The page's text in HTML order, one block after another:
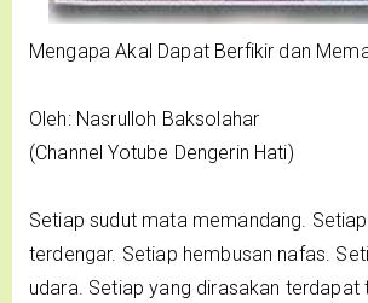
Mengapa Akal Dapat Berfikir dan
Oleh: Nasrulloh Baksolahar
(Channel Yotube Dengerin Hati)
Setiap sudut mata memandang.
terdengar. Setiap hembusan nafas.
udara. Setiap yang dirasakan terdapat